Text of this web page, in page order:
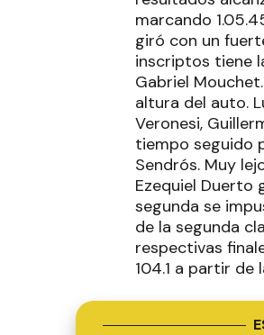
marcando
giró con un
inscriptos tiene
Gabriel
altura del auto.
Veronesi,
tiempo seguido
Sendrós. Muy
Ezequiel Duerto
segunda se
de la segunda
respectivas
104.1 a partir de